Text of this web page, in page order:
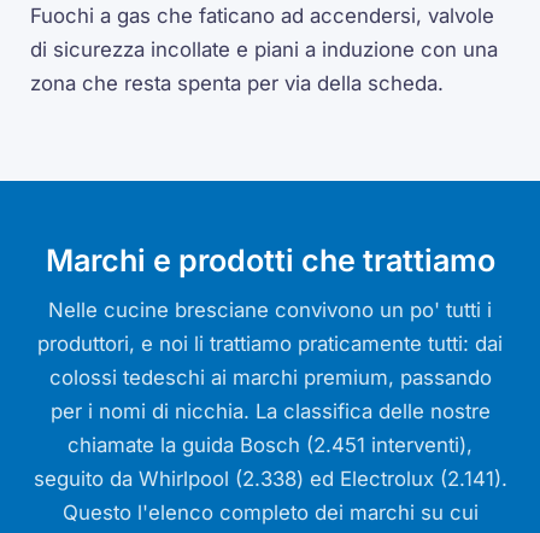
Fuochi a gas che faticano ad accendersi, valvole
di sicurezza incollate e piani a induzione con una
zona che resta spenta per via della scheda.
Marchi e prodotti che trattiamo
Nelle cucine bresciane convivono un po' tutti i
produttori, e noi li trattiamo praticamente tutti: dai
colossi tedeschi ai marchi premium, passando
per i nomi di nicchia. La classifica delle nostre
chiamate la guida Bosch (2.451 interventi),
seguito da Whirlpool (2.338) ed Electrolux (2.141).
Questo l'elenco completo dei marchi su cui